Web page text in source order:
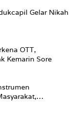
Gelar Nikah
OTT,
Kemarin Sore
Pemkot